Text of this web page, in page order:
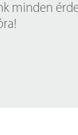
minden